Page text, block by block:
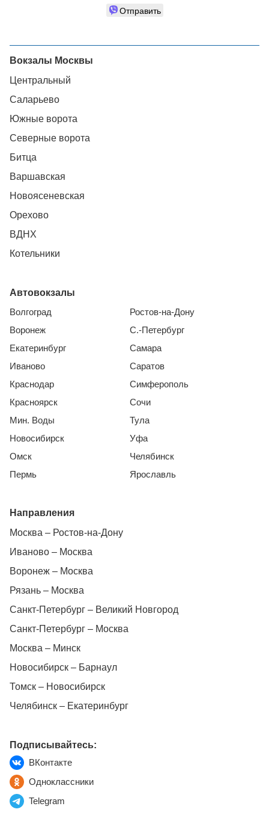
Отправить
Вокзалы Москвы
Центральный
Саларьево
Южные ворота
Северные ворота
Битца
Варшавская
Новоясеневская
Орехово
ВДНХ
Котельники
Автовокзалы
Волгоград
Воронеж
Екатеринбург
Иваново
Краснодар
Красноярск
Мин. Воды
Новосибирск
Омск
Пермь
Ростов-на-Дону
С.-Петербург
Самара
Саратов
Симферополь
Сочи
Тула
Уфа
Челябинск
Ярославль
Направления
Москва – Ростов-на-Дону
Иваново – Москва
Воронеж – Москва
Рязань – Москва
Санкт-Петербург – Великий Новгород
Санкт-Петербург – Москва
Москва – Минск
Новосибирск – Барнаул
Томск – Новосибирск
Челябинск – Екатеринбург
Подписывайтесь:
ВКонтакте
Одноклассники
Telegram